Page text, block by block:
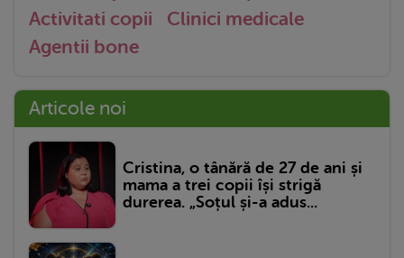
Activitati copii
Clinici medicale
Agentii bone
Articole noi
Cristina, o tânără de 27 de ani și
mama a trei copii își strigă
durerea. „Soțul și-a adus...